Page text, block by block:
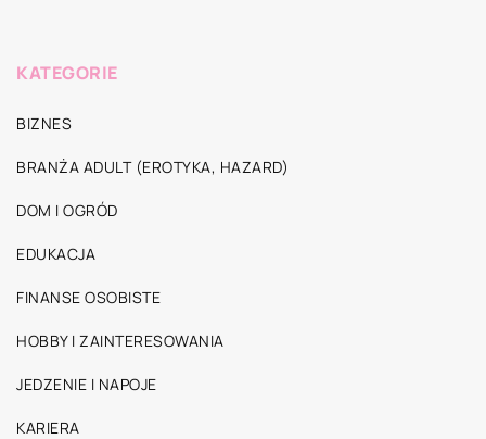
KATEGORIE
BIZNES
BRANŻA ADULT (EROTYKA, HAZARD)
DOM I OGRÓD
EDUKACJA
FINANSE OSOBISTE
HOBBY I ZAINTERESOWANIA
JEDZENIE I NAPOJE
KARIERA